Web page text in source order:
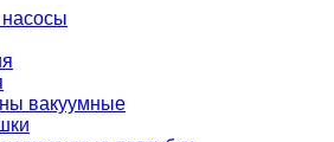
вакуумные